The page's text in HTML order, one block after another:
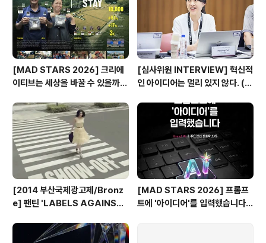
[MAD STARS 2026] 크리에
이티브는 세상을 바꿀 수 있을까?
작)
[심사위원 INTERVIEW] 혁신적
인 아이디어는 멀리 있지 않다. (제
[2014 부산국제광고제/Bronz
e] 팬틴 'LABELS AGAINST
[MAD STARS 2026] 프롬프
트에 '아이디어'를 입력했습니다